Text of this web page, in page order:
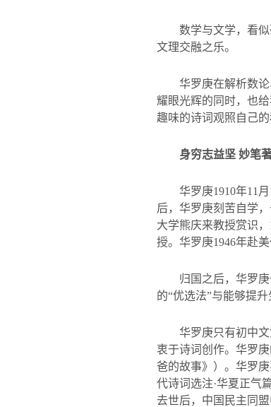
数学与文学，看
文理交融之乐。
华罗庚在解析数
耀眼光辉的同时，也
趣味的诗词观照自己
身穷志益坚 妙笔
华罗庚1910年11 月
后，华罗庚刻苦自学
大学熊庆来教授赏识，
授。华罗庚1946年赴美
归国之后，华罗
的“优选法”与能够提
华罗庚只有初中
衷于诗词创作。华罗
爸的故事》）。华罗
代诗词选注·华夏正气
去世后，中国民主同